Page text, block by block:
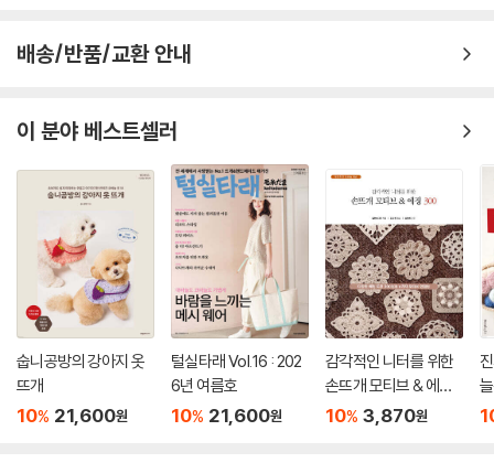
배송/반품/교환 안내
이 분야 베스트셀러
숩니공방의 강아지 옷
뜨개
10% 21,600원
털실타래 Vol.16 : 202
6년 여름호
10% 21,600원
감각적인 니터를 위한
손뜨개 모티브 & 에징
300
10% 3,870원